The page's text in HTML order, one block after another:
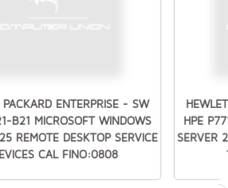
PACKARD ENTERPRISE - SW
B21 MICROSOFT WINDOWS
REMOTE DESKTOP SERVICE
CAL FINO:0808
HPE
SERVER